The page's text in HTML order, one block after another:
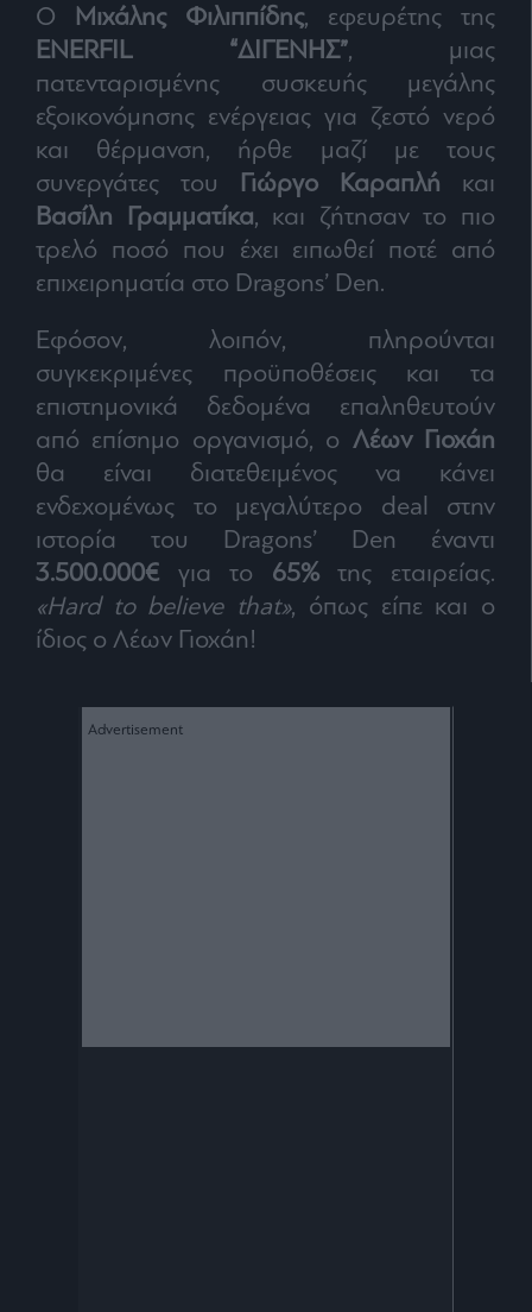
agree
to
our
Terms
Privacy
You
can
out
any
This
site
protected
reCAPTCHA
Privacy
Policy
and
Terms
Service
O Μιχάλης Φιλιππίδης, εφευρέτης της
ENERFIL “ΔΙΓΕΝΗΣ”, μιας
πατενταρισμένης συσκευής μεγάλης
εξοικονόμησης ενέργειας για ζεστό νερό
και θέρμανση, ήρθε μαζί με τους
συνεργάτες του Γιώργο Καραπλή και
Βασίλη Γραμματίκα, και ζήτησαν το πιο
τρελό ποσό που έχει ειπωθεί ποτέ από
επιχειρηματία στο Dragons’ Den.
Εφόσον, λοιπόν, πληρούνται
συγκεκριμένες προϋποθέσεις και τα
επιστημονικά δεδομένα επαληθευτούν
από επίσημο οργανισμό, ο Λέων Γιοχάη
θα είναι διατεθειμένος να κάνει
ενδεχομένως το μεγαλύτερο deal στην
ιστορία του Dragons’ Den έναντι
3.500.000€ για το 65%της εταιρείας.
«Hard to believe that», όπως είπε και ο
ίδιος ο Λέων Γιοχάη!